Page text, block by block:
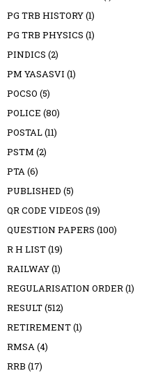
PG TRB HISTORY(1)
PG TRB PHYSICS (1)
PINDICS (2)
PM YASASVI (1)
POCSO (5)
POLICE (80)
POSTAL(11)
PSTM (2)
PTA(6)
PUBLISHED (5)
QR CODE VIDEOS (19)
QUESTION PAPERS (100)
R H LIST(19)
RAILWAY(1)
REGULARISATION ORDER(1)
RESULT(512)
RETIREMENT(1)
RMSA(4)
RRB (17)